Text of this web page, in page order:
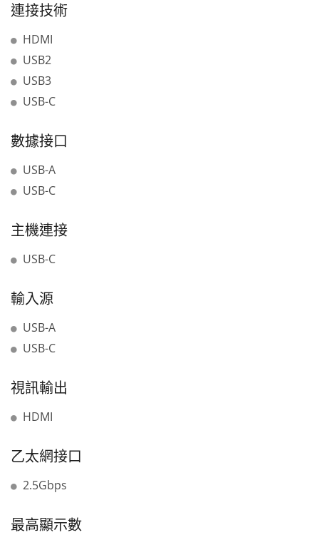
連接技術
HDMI
USB2
USB3
USB-C
數據接口
USB-A
USB-C
主機連接
USB-C
輸入源
USB-A
USB-C
視訊輸出
HDMI
乙太網接口
2.5Gbps
最高顯示數